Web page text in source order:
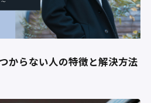
からない人の特徴と解決方法